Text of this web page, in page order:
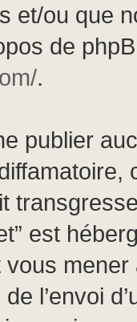
et/ou que
de
.
publier
est
l’envoi